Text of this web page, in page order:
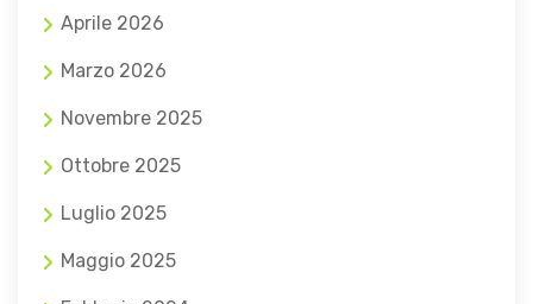
Aprile 2026
Marzo 2026
Novembre 2025
Ottobre 2025
Luglio 2025
Maggio 2025